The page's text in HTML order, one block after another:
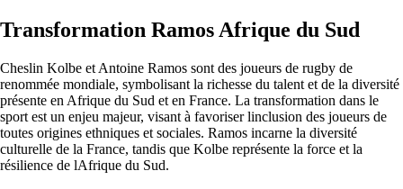
Transformation Ramos Afrique du Sud
Cheslin Kolbe et Antoine Ramos sont des joueurs de rugby de
renommée mondiale, symbolisant la richesse du talent et de la diversité
présente en Afrique du Sud et en France. La transformation dans le
sport est un enjeu majeur, visant à favoriser linclusion des joueurs de
toutes origines ethniques et sociales. Ramos incarne la diversité
culturelle de la France, tandis que Kolbe représente la force et la
résilience de lAfrique du Sud.